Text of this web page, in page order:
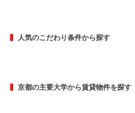
人気のこだわり条件から探す
京都の主要大学から賃貸物件を探す